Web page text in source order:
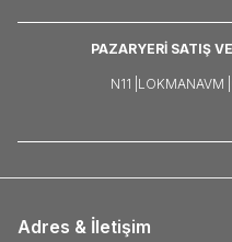
PAZARYERİ SATIŞ
N11 | LOKMANAVM |
Adres & İletişim